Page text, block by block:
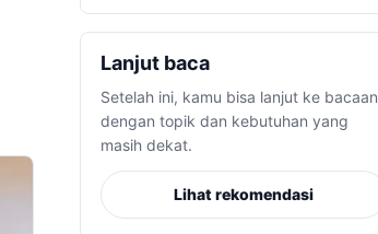
Lanjut baca
Setelah ini, kamu bisa lanjut ke bacaan
dengan topik dan kebutuhan yang
masih dekat.
Lihat rekomendasi